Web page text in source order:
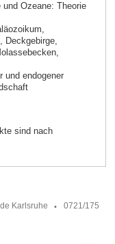
und Ozeane: Theorie
Deckgebirge,
und endogener
sind nach
Karlsruhe
0721/175